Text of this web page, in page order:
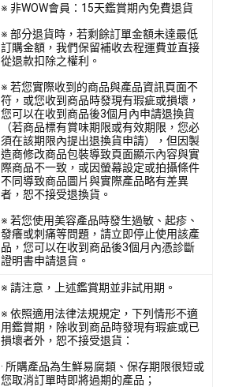
※ 非WOW會員：15天鑑賞期內免費退貨
※ 部分退貨時，若剩餘訂單金額未達最低
訂購金額，我們保留補收去程運費並直接
從退款扣除之權利。
※ 若您實際收到的商品與產品資訊頁面不
符，或您收到商品時發現有瑕疵或損壞，
您可以在收到商品後3個月內申請退換貨
（若商品標有賞味期限或有效期限，您必
須在該期限內提出退換貨申請），但因製
造商修改商品包裝導致頁面顯示內容與實
際商品不一致，或因螢幕設定或拍攝條件
不同導致商品圖片與實際產品略有差異
者，恕不接受退換貨。
※ 若您使用美容產品時發生過敏、起疹、
發癢或刺痛等問題，請立即停止使用該產
品，您可以在收到商品後3個月內憑診斷
證明書申請退貨。
※ 請注意，上述鑑賞期並非試用期。
※ 依照適用法律法規規定，下列情形不適
用鑑賞期，除收到商品時發現有瑕疵或已
損壞者外，恕不接受退貨：
· 所購產品為生鮮易腐類、保存期限很短或
您取消訂單時即將過期的產品；